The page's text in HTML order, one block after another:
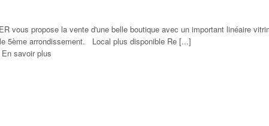
vous propose la vente d'une belle boutique avec un important linéaire
5ème arrondissement. Local plus disponible Re [...]
En savoir plus